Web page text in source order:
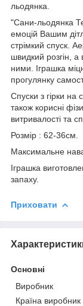
льодянка.
"Сани-льодянка
емоцій Вашим
стрімкий спуск.
швидкий розгін, а
ними. Іграшка
прогулянку
Спуски з гірки на
також корисні
витривалості та
Розмір : 62-36см.
Максимальне
Іграшка
запаху.
Приховати
Основні
Виробник
Країна виробник